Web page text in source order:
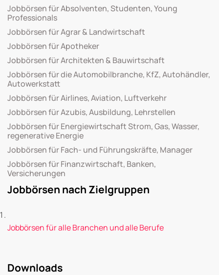
Jobbörsen für Absolventen, Studenten, Young
Professionals
Jobbörsen für Agrar & Landwirtschaft
Jobbörsen für Apotheker
Jobbörsen für Architekten & Bauwirtschaft
Jobbörsen für die Automobilbranche, KfZ, Autohändler,
Autowerkstatt
Jobbörsen für Airlines, Aviation, Luftverkehr
Jobbörsen für Azubis, Ausbildung, Lehrstellen
Jobbörsen für Energiewirtschaft Strom, Gas, Wasser,
regenerative Energie
Jobbörsen für Fach- und Führungskräfte, Manager
Jobbörsen für Finanzwirtschaft, Banken,
Versicherungen
Jobbörsen nach Zielgruppen
Jobbörsen für alle Branchen und alle Berufe
Downloads